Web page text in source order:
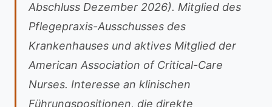
Abschluss Dezember 2026). Mitglied des
Pflegepraxis-Ausschusses des
Krankenhauses und aktives Mitglied der
American Association of Critical-Care
Nurses. Interesse an klinischen
Führungspositionen, die direkte